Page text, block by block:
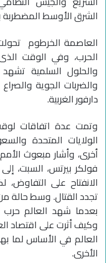
الشرق الأوسط المضطربة
العاصمة الخرطوم
الحرب، وفي الوقت
والحلول السلمية
والضربات الجوية
دارفور الغربية.
وتمت عدة اتفاقات
الولايات المتحدة
أخرى، وأشار مبعوث
فولكر بيرتس، السبت،
الانفتاح على
تجدد القتال. وسط حالة
بعدما شهد العالم حرب
وكيف أثرت على اقتصاد
العالم في الأساس لما
الأخرى.